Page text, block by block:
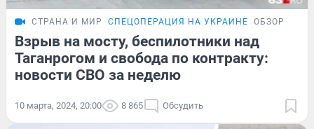
СТРАНА И МИР СПЕЦОПЕРАЦИЯ НА УКРАИНЕ ОБЗОР
Взрыв на мосту, беспилотники над
Таганрогом и свобода по контракту:
новости СВО за неделю
10 марта, 2024, 20:00 8 865 Обсудить